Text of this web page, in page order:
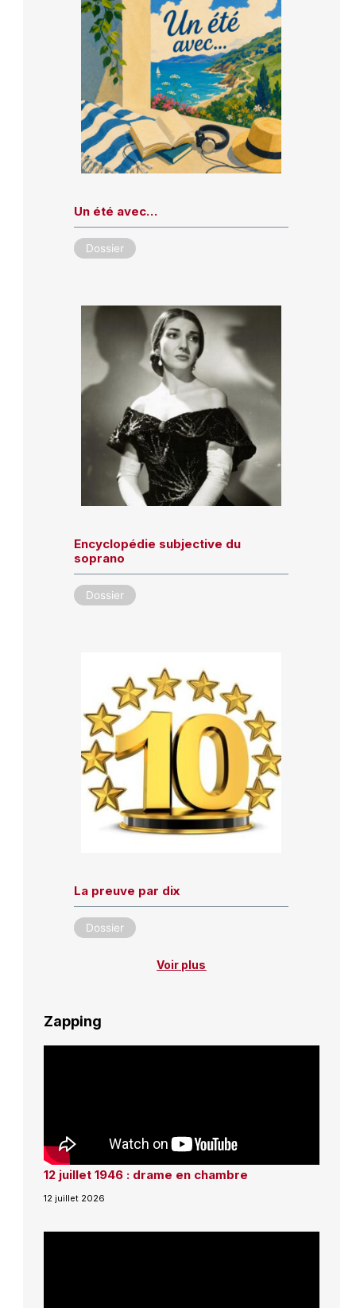
Un été avec…
Dossier
Encyclopédie subjective du
soprano
Dossier
La preuve par dix
Dossier
Voir plus
Zapping
12 juillet 1946 : drame en chambre
12 juillet 2026